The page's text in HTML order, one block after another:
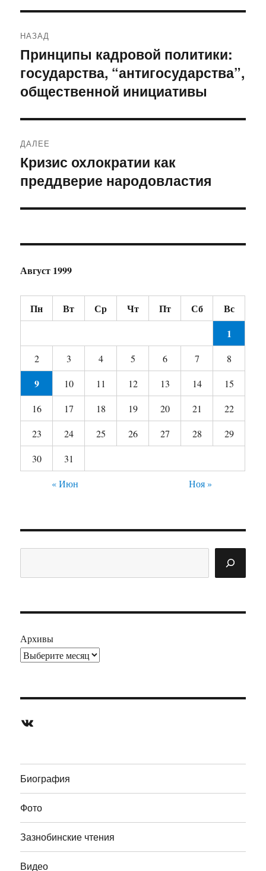
по
записям
НАЗАД
Предыдущая
запись:
Принципы кадровой политики:
государства, “антигосударства”,
общественной инициативы
ДАЛЕЕ
Следующая
запись:
Кризис охлократии как
преддверие народовластия
Август 1999
Пн Вт Ср Чт Пт Сб
Вс
1
2 3 4 5 6 7 8
9 10 11 12 13 14
15
16
17 18 19 20 21
22
23
24 25 26 27 28
29
30
31
« Июн
Ноя »
Архивы
ВКонтакте
Биография
Фото
Зазнобинские чтения
Видео